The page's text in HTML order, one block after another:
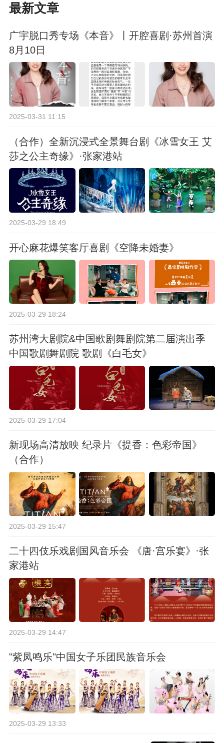
最新文章
广宇脱口秀专场《本音》丨开腔喜剧·苏州首演
8月10日
2025-03-31 11:15
（合作）全新沉浸式全景舞台剧《冰雪女王 艾
莎之公主奇缘》·张家港站
2025-03-29 18:49
开心麻花爆笑客厅喜剧《空降未婚妻》
2025-03-29 18:24
苏州湾大剧院&中国歌剧舞剧院第二届演出季
中国歌剧舞剧院 歌剧《白毛女》
2025-03-29 17:04
新现场高清放映 纪录片《提香：色彩帝国》
（合作）
2025-03-29 15:47
二十四伎乐戏剧国风音乐会 《唐·宫乐宴》·张
家港站
2025-03-29 14:47
"紫凤鸣乐"中国女子乐团民族音乐会
2025-03-29 13:33